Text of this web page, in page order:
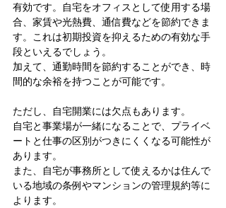
有効です。自宅をオフィスとして使用する場
合、家賃や光熱費、通信費などを節約できま
す。これは初期投資を抑えるための有効な手
段といえるでしょう。
加えて、通勤時間を節約することができ、時
間的な余裕を持つことが可能です。
ただし、自宅開業には欠点もあります。
自宅と事業場が一緒になることで、プライベ
ートと仕事の区別がつきにくくなる可能性が
あります。
また、自宅が事務所として使えるかは住んで
いる地域の条例やマンションの管理規約等に
よります。